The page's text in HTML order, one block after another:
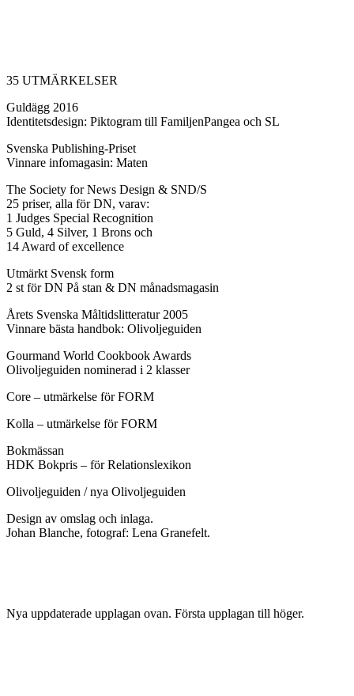
35 UTMÄRKELSER
Guldägg 2016
Identitetsdesign: Piktogram till FamiljenPangea och SL
Svenska Publishing-Priset
Vinnare infomagasin: Maten
The Society for News Design & SND/S
25 priser, alla för DN, varav:
1 Judges Special Recognition
5 Guld, 4 Silver, 1 Brons och
14 Award of excellence
Utmärkt Svensk form
2 st för DN På stan & DN månadsmagasin
Årets Svenska Måltidslitteratur 2005
Vinnare bästa handbok: Olivoljeguiden
Gourmand World Cookbook Awards
Olivoljeguiden nominerad i 2 klasser
Core – utmärkelse för FORM
Kolla – utmärkelse för FORM
Bokmässan
HDK Bokpris – för Relationslexikon
Olivoljeguiden /nya Olivoljeguiden
Design av omslag och inlaga.
Johan Blanche, fotograf: Lena Granefelt.
Nya uppdaterade upplagan ovan. Första upplagan till höger.